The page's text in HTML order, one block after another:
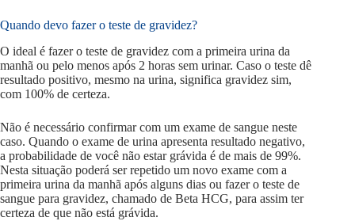
Quando devo fazer o teste de gravidez?
O ideal é fazer o teste de gravidez com a primeira urina da
manhã ou pelo menos após 2 horas sem urinar. Caso o teste dê
resultado positivo, mesmo na urina, significa gravidez sim,
com 100% de certeza.
Não é necessário confirmar com um exame de sangue neste
caso. Quando o exame de urina apresenta resultado negativo,
a probabilidade de você não estar grávida é de mais de 99%.
Nesta situação poderá ser repetido um novo exame com a
primeira urina da manhã após alguns dias ou fazer o teste de
sangue para gravidez, chamado de Beta HCG, para assim ter
certeza de que não está grávida.